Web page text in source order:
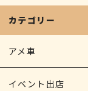
カテゴリー
アメ車
イベント出店